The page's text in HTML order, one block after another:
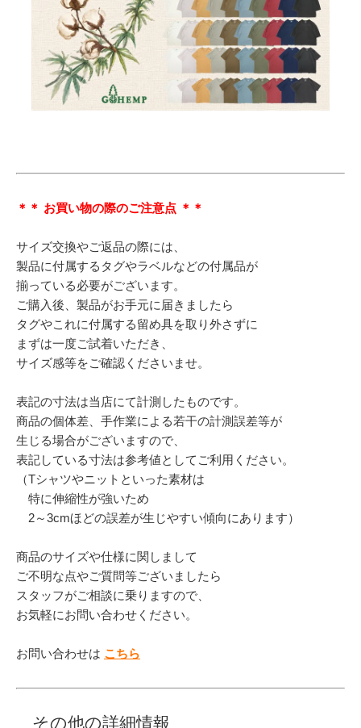
＊＊ お買い物の際のご注意点 ＊＊
サイズ交換やご返品の際には、
製品に付属するタグやラベルなどの付属品が
揃っている必要がございます。
ご購入後、製品がお手元に届きましたら
タグやこれに付属する留め具を取り外さずに
まずは一度ご試着いただき、
サイズ感等をご確認くださいませ。
表記の寸法は当店にて計測したものです。
商品の個体差、手作業による若干の計測誤差等が
生じる場合がございますので、
表記している寸法は参考値としてご利用ください。
（Tシャツやニットといった素材は
特に伸縮性が強いため
2～3cmほどの誤差が生じやすい傾向にあります）
商品のサイズや仕様に関しまして
ご不明な点やご質問等ございましたら
スタッフがご相談に乗りますので、
お気軽にお問い合わせください。
お問い合わせは こちら
その他の詳細情報